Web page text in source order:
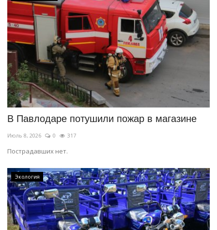
В Павлодаре потушили пожар в магазине
Июль 8, 2026 0 317
Пострадавших нет.
Экология